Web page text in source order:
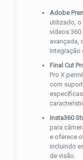
Adobe
utilizado, o
vídeos 360
avançada,
integração
Final Cut
Pro X
com
Insta360
para
e oferece
incluindo
de visão.